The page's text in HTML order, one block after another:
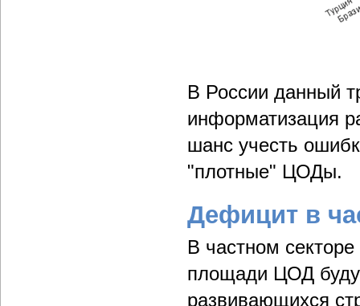
В России данный
информатизация
шанс учесть
"плотные" ЦОДы.
Дефицит в
В частном
площади ЦОД
развивающихся